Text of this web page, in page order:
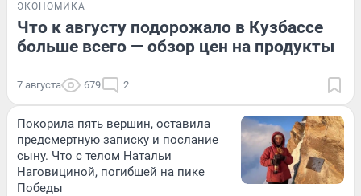
ЭКОНОМИКА
Что к августу подорожало в Кузбассе
больше всего — обзор цен на продукты
7 августа 679 2
Покорила пять вершин, оставила
предсмертную записку и послание
сыну. Что с телом Натальи
Наговициной, погибшей на пике
Победы